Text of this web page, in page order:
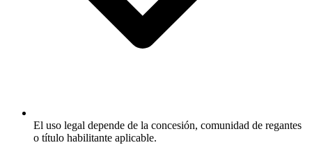
El uso legal depende de la concesión, comunidad de regantes
o título habilitante aplicable.